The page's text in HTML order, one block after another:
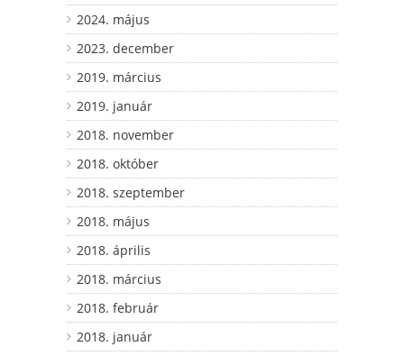
2024. május
2023. december
2019. március
2019. január
2018. november
2018. október
2018. szeptember
2018. május
2018. április
2018. március
2018. február
2018. január